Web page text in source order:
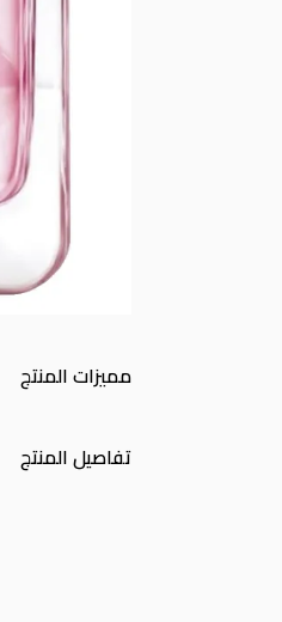
مميزات المنتج
تفاصيل المنتج